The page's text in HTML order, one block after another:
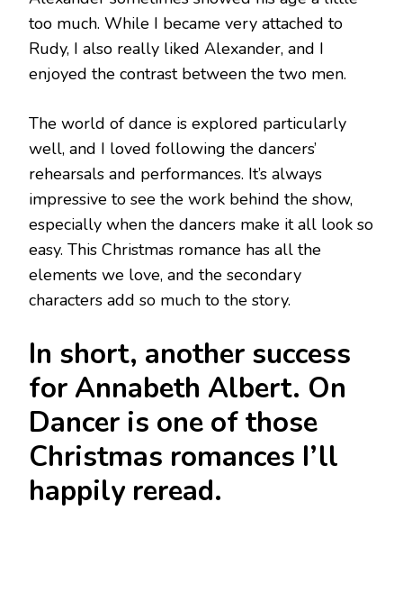
too much. While I became very attached to
Rudy, I also really liked Alexander, and I
enjoyed the contrast between the two men.
The world of dance is explored particularly
well, and I loved following the dancers’
rehearsals and performances. It’s always
impressive to see the work behind the show,
especially when the dancers make it all look so
easy. This Christmas romance has all the
elements we love, and the secondary
characters add so much to the story.
In short, another success
for Annabeth Albert. On
Dancer is one of those
Christmas romances I’ll
happily reread.